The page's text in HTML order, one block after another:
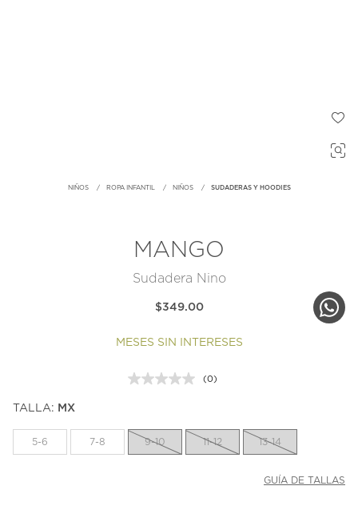
NIÑOS ROPA INFANTIL NIÑOS SUDADERAS Y HOODIES
MANGO
Sudadera Nino
$349.00
MESES SIN INTERESES
Sin
la
misma
(0)
TALLA: MX
5-6 7-8 9-10 11-12 13-14
GUÍA DE TALLAS